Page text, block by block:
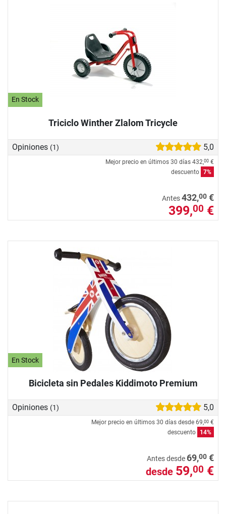
En Stock
Triciclo Winther Zlalom Tricycle
Opiniones (1) 5,0
Mejor precio en últimos 30 días 432,00 €
descuento 7%
Antes432,00 €
399,00 €
En Stock
Bicicleta sin Pedales Kiddimoto Premium
Opiniones (1) 5,0
Mejor precio en últimos 30 días desde 69,00 €
descuento
14%
Antes desde 69,00 €
desde 59,00 €